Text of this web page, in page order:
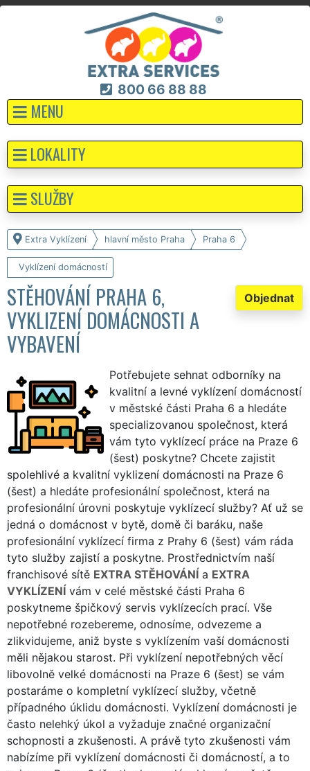
800 66 88 88
MENU
Extra Vyklízení hlavní město Praha Praha 6
Vyklízení domácností
Objednat
STĚHOVÁNÍ PRAHA 6,
VYKLIZENÍ DOMÁCNOSTI A
VYBAVENÍ
Potřebujete sehnat odborníky na
kvalitní a levné vyklízení domácností
v městské části Praha 6 a hledáte
specializovanou společnost, která
vám tyto vyklízecí práce na Praze 6
(šest) poskytne? Chcete zajistit
spolehlivé a kvalitní vyklizení domácnosti na Praze 6
(šest) a hledáte profesionální společnost, která na
profesionální úrovni poskytuje vyklízecí služby? Ať už se
jedná o domácnost v bytě, domě či baráku, naše
profesionální vyklízecí firma z Prahy 6 (šest) vám ráda
tyto služby zajistí a poskytne. Prostřednictvím naší
franchisové sítě EXTRA STĚHOVÁNÍ a EXTRA
VYKLÍZENÍ vám v celé městské části Praha 6
poskytneme špičkový servis vyklízecích prací. Vše
nepotřebné rozebereme, odnosíme, odvezeme a
zlikvidujeme, aniž byste s vyklízením vaší domácnosti
měli nějakou starost. Při vyklízení nepotřebných věcí
libovolně velké domácnosti na Praze 6 (šest) se vám
postaráme o kompletní vyklízecí služby, včetně
případného úklidu domácnosti. Vyklízení domácnosti je
často nelehký úkol a vyžaduje značné organizační
schopnosti a zkušenosti. A právě tyto zkušenosti vám
nabízíme při vyklízení domácnosti či domácností, a to
LOKALITY
SLUŽBY